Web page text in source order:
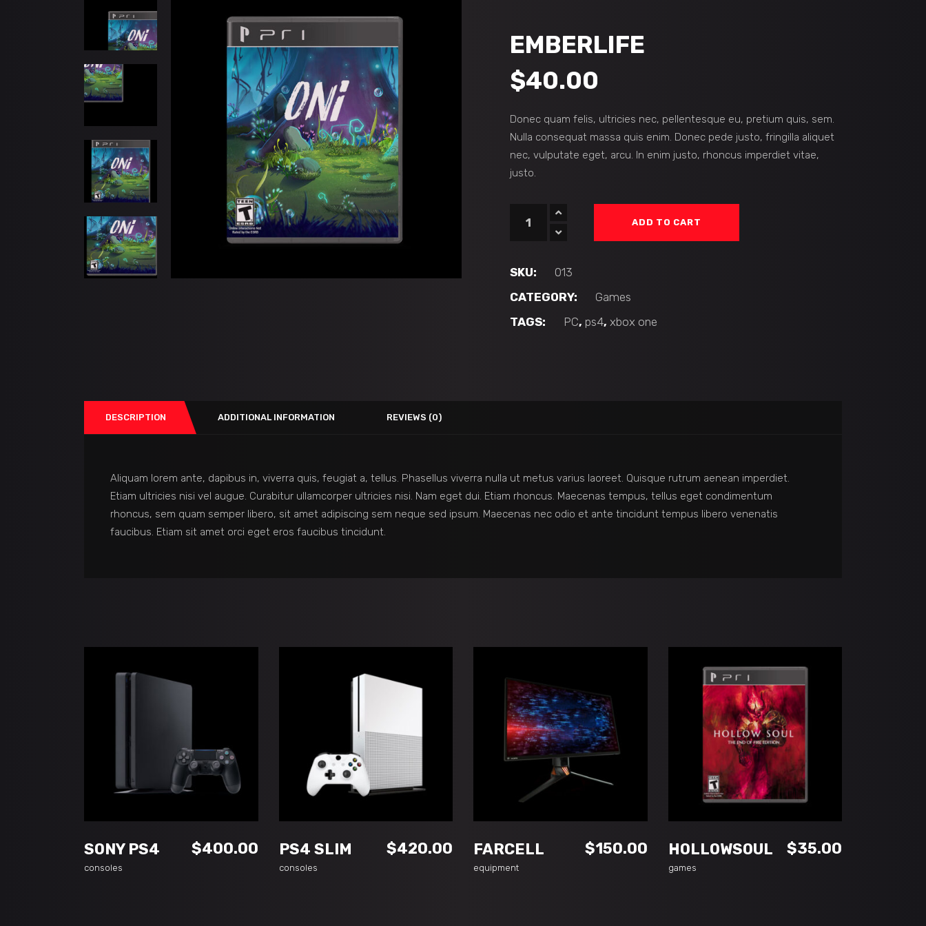
EMBERLIFE
$40.00
Donec quam felis, ultricies nec, pellentesque eu, pretium quis, sem.
Nulla consequat massa quis enim. Donec pede justo, fringilla aliquet
nec, vulputate eget, arcu. In enim justo, rhoncus imperdiet vitae,
justo.
quantity
ADD TO CART
SKU:
013
CATEGORY:
Games
TAGS:
PC, ps4, xbox one
DESCRIPTION ADDITIONAL INFORMATION REVIEWS (0)
Aliquam lorem ante, dapibus in, viverra quis, feugiat a, tellus. Phasellus viverra nulla ut metus varius laoreet. Quisque rutrum aenean imperdiet.
Etiam ultricies nisi vel augue. Curabitur ullamcorper ultricies nisi. Nam eget dui. Etiam rhoncus. Maecenas tempus, tellus eget condimentum
rhoncus, sem quam semper libero, sit amet adipiscing sem neque sed ipsum. Maecenas nec odio et ante tincidunt tempus libero venenatis
faucibus. Etiam sit amet orci eget eros faucibus tincidunt.
SONY PS4 $400.00
consoles
PS4 SLIM $420.00
consoles
ADD TO CART
FARCELL $150.00
equipment
ADD TO CART
HOLLOWSOUL $35.00
games